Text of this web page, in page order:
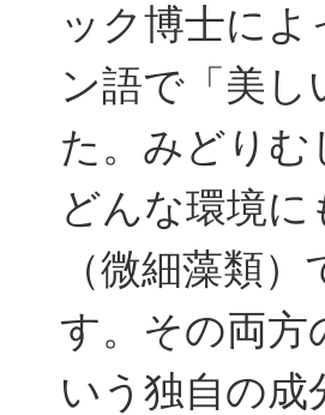
ック博士に
ン語で「美
た。みどりむ
どんな環境
（微細藻類
す。その両方
いう独自の